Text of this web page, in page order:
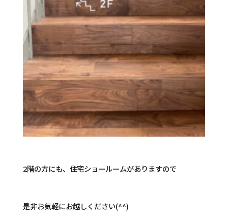
2階の方にも、住宅ショールームがありますので
是非お気軽にお越しください(^^)